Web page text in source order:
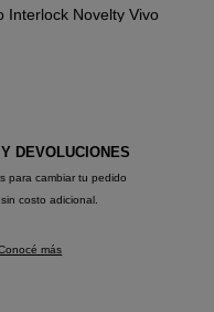
Interlock Novelty Vivo
DEVOLUCIONES
para cambiar tu pedido
costo adicional.
más